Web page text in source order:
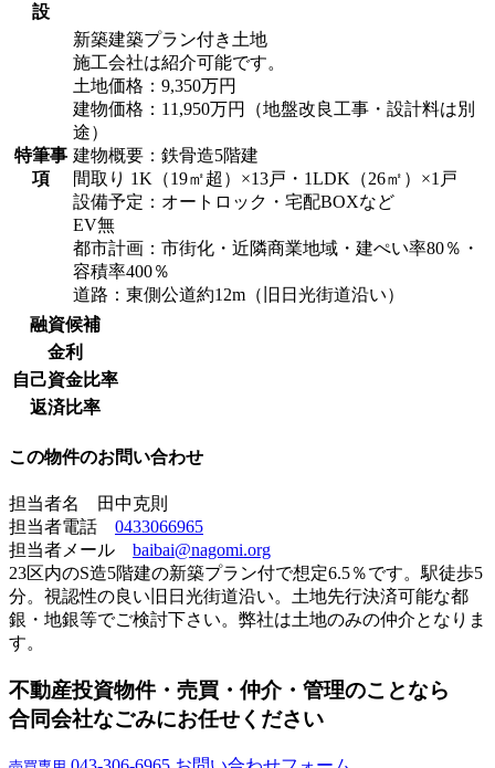
設
特筆事
項
新築建築プラン付き土地
施工会社は紹介可能です。
土地価格：9,350万円
建物価格：11,950万円（地盤改良工事・設計料は別
途）
建物概要：鉄骨造5階建
間取り 1K（19㎡超）×13戸・1LDK（26㎡）×1戸
設備予定：オートロック・宅配BOXなど
EV無
都市計画：市街化・近隣商業地域・建ぺい率80％・
容積率400％
道路：東側公道約12m（旧日光街道沿い）
融資候補
金利
自己資金比率
返済比率
この物件のお問い合わせ
担当者名 田中克則
担当者電話 0433066965
担当者メール baibai@nagomi.org
23区内のS造5階建の新築プラン付で想定6.5％です。駅徒歩5
分。視認性の良い旧日光街道沿い。土地先行決済可能な都
銀・地銀等でご検討下さい。弊社は土地のみの仲介となりま
す。
不動産投資物件・売買・仲介・管理のことなら
合同会社なごみにお任せください